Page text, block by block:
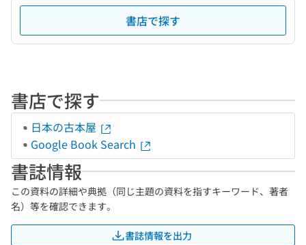
書店で探す
書店で探す
日本の古本屋
Google Book Search
書誌情報
この資料の詳細や典拠（同じ主題の資料を指すキーワード、著者
名）等を確認できます。
書誌情報を出力